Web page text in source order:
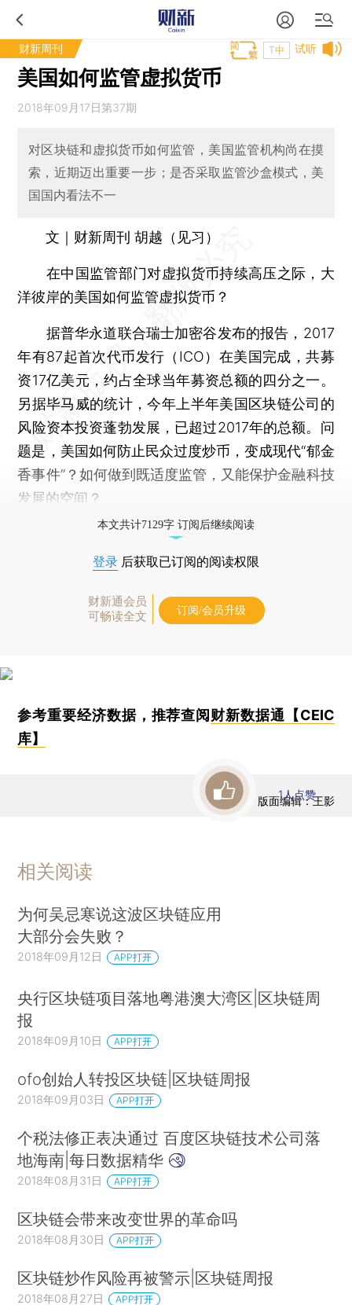
财新周刊 试听
T中
美国如何监管虚拟货币
2018年09月17日第37期
对区块链和虚拟货币如何监管，美国监管机构尚在摸
索，近期迈出重要一步；是否采取监管沙盒模式，美
国国内看法不一
文｜财新周刊 胡越（见习）
在中国监管部门对虚拟货币持续高压之际，大
洋彼岸的美国如何监管虚拟货币？
据普华永道联合瑞士加密谷发布的报告，2017
年有87起首次代币发行（ICO）在美国完成，共募
资17亿美元，约占全球当年募资总额的四分之一。
另据毕马威的统计，今年上半年美国区块链公司的
风险资本投资蓬勃发展，已超过2017年的总额。问
题是，美国如何防止民众过度炒币，变成现代“郁金
香事件”？如何做到既适度监管，又能保护金融科技
发展的空间？
本文共计7129字 订阅后继续阅读
登录 后获取已订阅的阅读权限
财新通会员
可畅读全文
订阅/会员升级
参考重要经济数据，推荐查阅 财新数据通【CEIC
库】
版面编辑：王影
1人点赞
相关阅读
为何吴忌寒说这波区块链应用
大部分会失败？
2018年09月12日 APP打开
央行区块链项目落地粤港澳大湾区|区块链周
报
2018年09月10日 APP打开
ofo创始人转投区块链|区块链周报
2018年09月03日 APP打开
个税法修正表决通过 百度区块链技术公司落
地海南|每日数据精华
2018年08月31日 APP打开
区块链会带来改变世界的革命吗
2018年08月30日 APP打开
区块链炒作风险再被警示|区块链周报
2018年08月27日 APP打开